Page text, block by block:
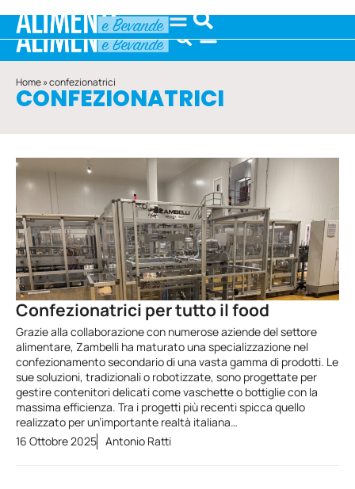
Home»confezionatrici
CONFEZIONATRICI
Confezionatrici per tutto il food
Grazie alla collaborazione con numerose aziende del settore
alimentare, Zambelli ha maturato una specializzazione nel
confezionamento secondario di una vasta gamma di prodotti. Le
sue soluzioni, tradizionali o robotizzate, sono progettate per
gestire contenitori delicati come vaschette o bottiglie con la
massima efficienza. Tra i progetti più recenti spicca quello
realizzato per un’importante realtà italiana…
16 Ottobre 2025 Antonio Ratti